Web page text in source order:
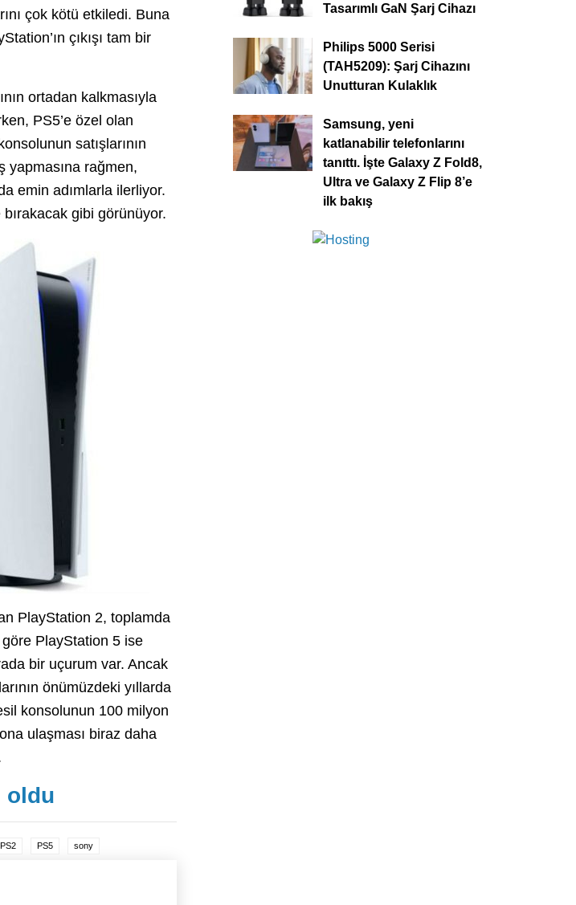
çok kötü etkiledi. Buna
çıkışı tam bir
ortadan kalkmasıyla
PS5’e özel olan
satışlarının
yapmasına rağmen,
emin adımlarla ilerliyor.
gibi görünüyor.
PlayStation 2, toplamda
göre PlayStation 5 ise
bir uçurum var. Ancak
önümüzdeki yıllarda
konsolunun 100 milyon
ulaşması biraz daha
oldu
PS2 PS5 sony
Tasarımlı GaN Şarj Cihazı
Philips 5000 Serisi
(TAH5209): Şarj Cihazını
Unutturan Kulaklık
Samsung, yeni
katlanabilir telefonlarını
tanıttı. İşte Galaxy Z Fold8,
Ultra ve Galaxy Z Flip 8’e
ilk bakış